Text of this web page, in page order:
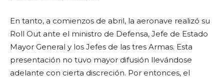
En tanto, a comienzos de abril, la aeronave realizó su
Roll Out ante el ministro de Defensa, Jefe de Estado
Mayor General y los Jefes de las tres Armas. Esta
presentación no tuvo mayor difusión llevándose
adelante con cierta discreción. Por entonces, el